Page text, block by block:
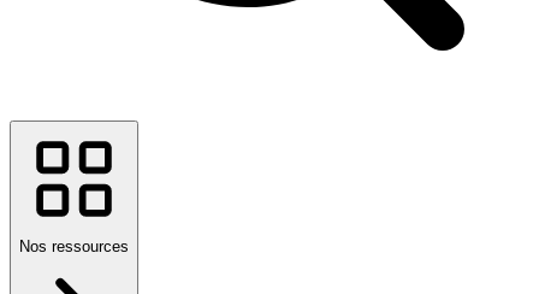
Nos ressources